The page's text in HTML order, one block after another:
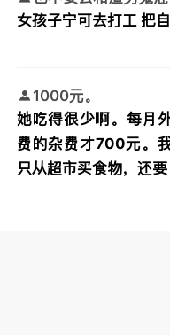
女孩子宁可去打工 把
1000元。
她吃得很少啊。每月
费的杂费才700元。
只从超市买食物，还要